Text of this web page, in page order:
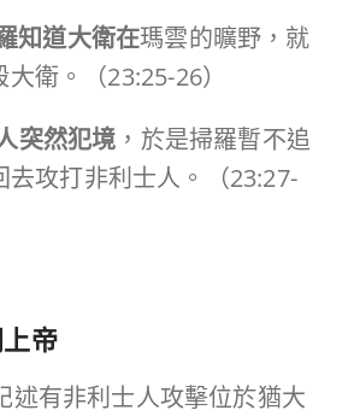
知道大衛在瑪雲的曠野，就
衛。（23:25-26）
突然犯境 ，於是掃羅暫不追
去攻打非利士人。（23:27-
帝
述有非利士人攻擊位於猶大